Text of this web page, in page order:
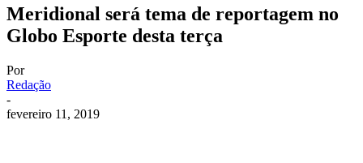
Meridional será tema de reportagem no
Globo Esporte desta terça
Por
Redação
-
fevereiro 11, 2019